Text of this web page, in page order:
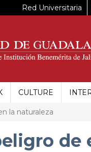
Red Universitaria
CULTURE
la naturaleza
de